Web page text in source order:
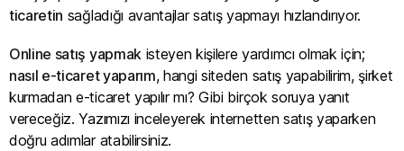
ticaretin sağladığı avantajlar satış yapmayı hızlandırıyor.
Online satış yapmakisteyen kişilere yardımcı olmak için;
nasıl e-ticaret yaparım, hangi siteden satış yapabilirim, şirket
kurmadan e-ticaret yapılır mı? Gibi birçok soruya yanıt
vereceğiz. Yazımızı inceleyerek internetten satış yaparken
doğru adımlar atabilirsiniz.